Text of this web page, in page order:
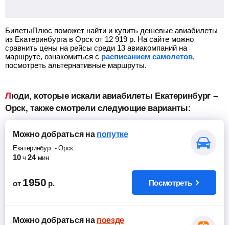
БилетыПлюс поможет найти и купить дешевые авиабилеты
из Екатеринбурга в Орск от 12 919 р. На сайте можно
сравнить цены на рейсы среди 13 авиакомпаний на
маршруте, ознакомиться с расписанием самолетов,
посмотреть альтернативные маршруты.
Люди, которые искали авиабилеты Екатеринбург –
Орск, также смотрели следующие варианты:
Можно добратьсяна попутке
Екатеринбург -Орск
10 ч 24 мин
от 1950 р. Посмотреть
Можно добратьсяна поезде